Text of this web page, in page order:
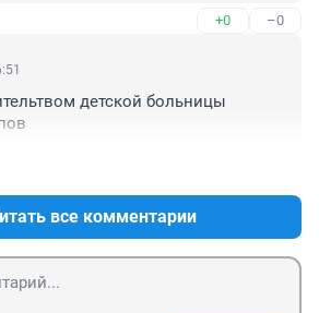
+0 –0
детской больницы
все комментарии